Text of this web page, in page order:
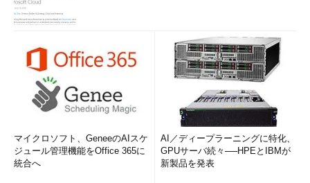
マイクロソフト、GeneeのAIスケ
ジュール管理機能をOffice 365に
統合へ
AI／ディープラーニングに特化、
GPUサーバ続々──HPEとIBMが
新製品を発表